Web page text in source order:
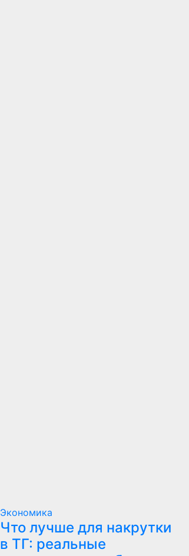
Экономика
Что лучше для накрутки
в ТГ: реальные